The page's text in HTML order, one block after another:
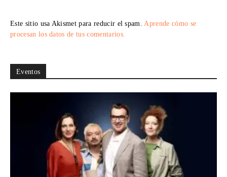
Este sitio usa Akismet para reducir el spam. Aprende cómo se
procesan los datos de tus comentarios.
Eventos